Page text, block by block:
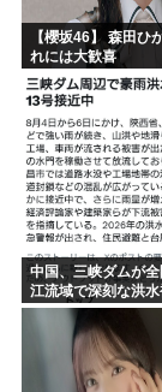
【櫻坂46】 森田ひ
れには大歓喜
中国、三峡ダムが
江流域で深刻な洪